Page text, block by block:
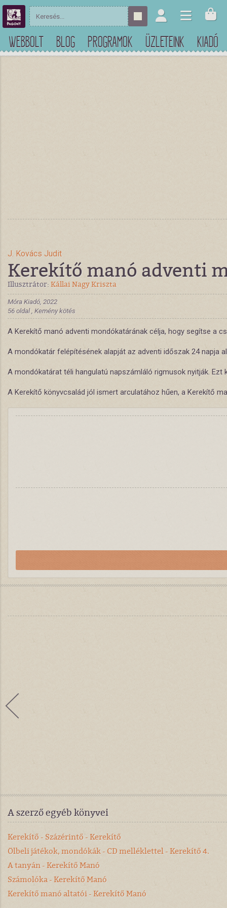
WEBBOLT BLOG PROGRAMOK ÜZLETEINK KIADÓ
J. Kovács Judit
Kerekítő manó adventi
Illusztrátor: Kállai Nagy Kriszta
Móra Kiadó, 2022
56 oldal , Kemény kötés
A Kerekítő manó adventi mondókatárának célja, hogy segítse a
A mondókatár felépítésének alapját az adventi időszak 24 napja
A mondókatárat téli hangulatú napszámláló rigmusok nyitják.
A Kerekítő könyvcsalád jól ismert arculatához hűen, a Kerekítő
A szerző egyéb könyvei
Kerekítő - Százérintő - Kerekítő
Ölbeli játékok, mondókák - CD melléklettel - Kerekítő 4.
A tanyán - Kerekítő Manó
Számolóka - Kerekítő Manó
Kerekítő manó altatói - Kerekítő Manó